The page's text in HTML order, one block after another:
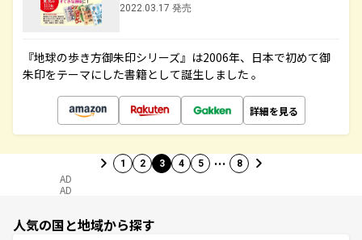
2022.03.17 発売
『地球の歩き方御朱印シリーズ』は2006年、日本で初めて御
朱印をテーマにした書籍として誕生しました 。
詳細を見る
1 2 3 4 5 … 8
AD
AD
人気の国と地域から探す